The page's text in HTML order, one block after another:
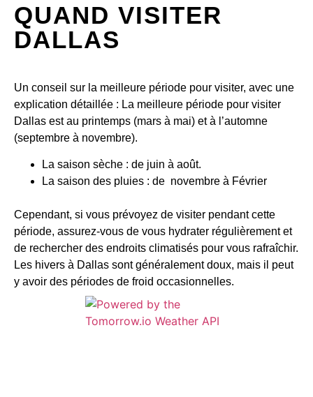
QUAND VISITER
DALLAS
Un conseil sur la meilleure période pour visiter, avec une
explication détaillée : La meilleure période pour visiter
Dallas est au printemps (mars à mai) et à l’automne
(septembre à novembre).
La saison sèche : de juin à août.
La saison des pluies : de novembre à Février
Cependant, si vous prévoyez de visiter pendant cette
période, assurez-vous de vous hydrater régulièrement et
de rechercher des endroits climatisés pour vous rafraîchir.
Les hivers à Dallas sont généralement doux, mais il peut
y avoir des périodes de froid occasionnelles.